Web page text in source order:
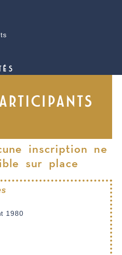
inscription ne
sur place
1980